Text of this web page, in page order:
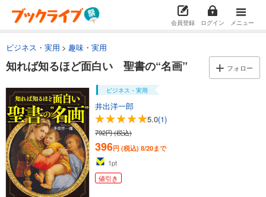
会員登録 ログイン メニュー
ビジネス・実用 趣味・実用
知れば知るほど面白い 聖書の“名画” フォロー
ビジネス・実用
井出洋一郎
5.0(1)
792円 (税込)
396円 (税込) 8/20まで
1pt
値引き